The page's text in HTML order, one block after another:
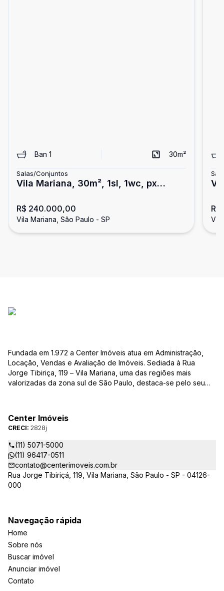
Ban 1 30m²
Salas/Conjuntos
Vila Mariana, 30m², 1sl, 1wc, px
R$ 240.000,00
Vila Mariana, São Paulo - SP
Fundada em 1.972 a Center Imóveis atua em Administração,
Locação, Vendas e Avaliação de Imóveis. Sediada à Rua
Jorge Tibiriça, 119 – Vila Mariana, uma das regiões mais
valorizadas da zona sul de São Paulo, destaca-se pelo seu
atuantes imobiliárias da região, credenciada junto ao Conselho
Regional dos Corretores de Imóveis (CRECI) e associada ao
Sindicato das Empresas de Compra, Venda, Locação e
Administração de Imóveis Residenciais e Comerciais de São
Paulo (SECOVI).
Center Imóveis
CRECI: 2828j
(11) 5071-5000
(11) 96417-0511
contato@centerimoveis.com.br
Rua Jorge Tibiriçá, 119, Vila Mariana, São Paulo - SP - 04126-
000
Navegação rápida
Home
Sobre nós
Buscar imóvel
Anunciar imóvel
Contato